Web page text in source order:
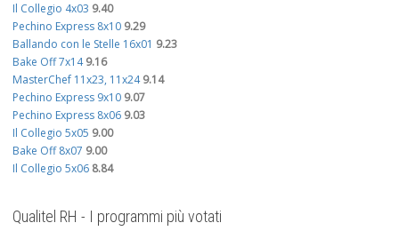
Il Collegio 4x03 9.40
Pechino Express 8x10 9.29
Ballando con le Stelle 16x01 9.23
Bake Off 7x14 9.16
MasterChef 11x23, 11x24 9.14
Pechino Express 9x10 9.07
Pechino Express 8x06 9.03
Il Collegio 5x05 9.00
Bake Off 8x07 9.00
Il Collegio 5x06 8.84
Qualitel RH - I programmi più votati